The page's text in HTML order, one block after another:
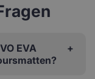
EVA